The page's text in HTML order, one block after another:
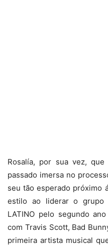
Rosalía, por sua vez,
passado imersa no
seu tão esperado próximo
estilo ao liderar o grupo
LATINO pelo segundo
com Travis Scott, Bad
primeira artista musical